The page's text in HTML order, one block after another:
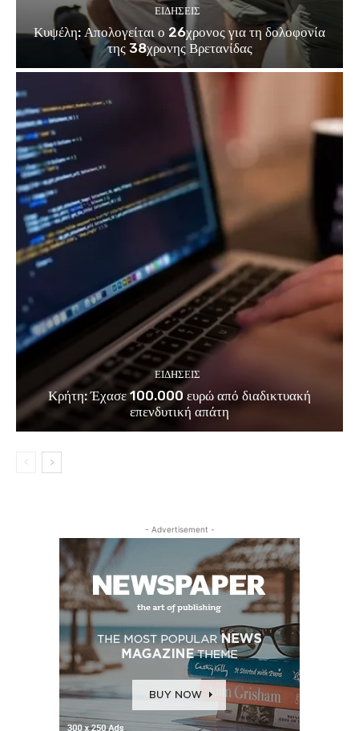
ΕΙΔΗΣΕΙΣ
Κυψέλη: Απολογείται ο 26χρονος για τη δολοφονία
της 38χρονης Βρετανίδας
ΕΙΔΗΣΕΙΣ
Κρήτη: Έχασε 100.000 ευρώ από διαδικτυακή
επενδυτική απάτη
- Advertisement -